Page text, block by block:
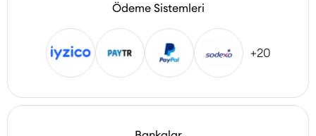
Ödeme Sistemleri
+20